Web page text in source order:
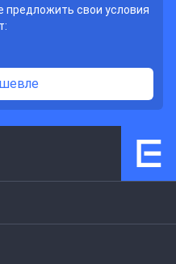
предложить свои условия